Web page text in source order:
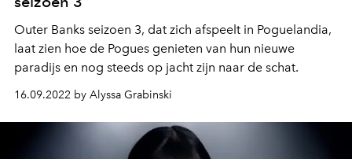
Outer Banks seizoen 3, dat zich afspeelt in Poguelandia,
laat zien hoe de Pogues genieten van hun nieuwe
paradijs en nog steeds op jacht zijn naar de schat.
16.09.2022 by Alyssa Grabinski